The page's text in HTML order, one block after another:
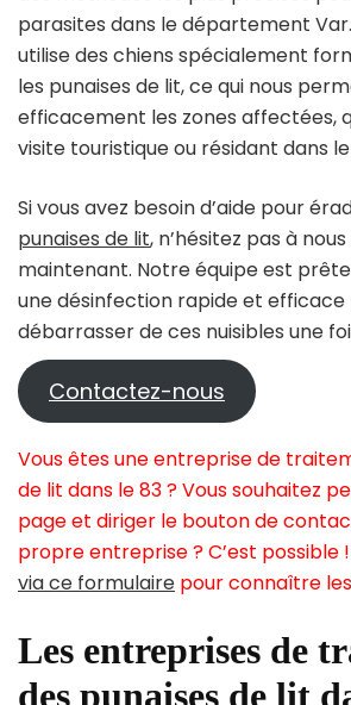
parasites dans le département
utilise des chiens spécialement
les punaises de lit, ce qui nous
efficacement les zones affectées,
visite touristique ou résidant dans
Si vous avez besoin d’aide pour
punaises de lit, n’hésitez pas à
maintenant. Notre équipe est
une désinfection rapide et efficace
débarrasser de ces nuisibles une
Contactez-nous
Vous êtes une entreprise de
de lit dans le 83 ? Vous souhaitez
page et diriger le bouton de
propre entreprise ? C’est possible !
via ce formulaire pour connaître
Les entreprises de
des punaises de lit